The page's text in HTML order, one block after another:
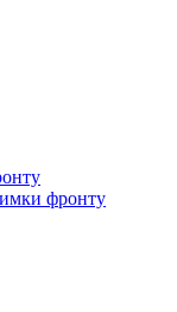
фронту